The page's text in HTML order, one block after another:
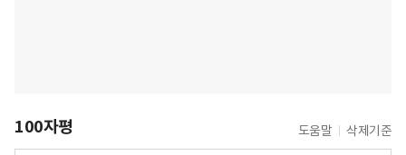
100자평 도움말 삭제기준